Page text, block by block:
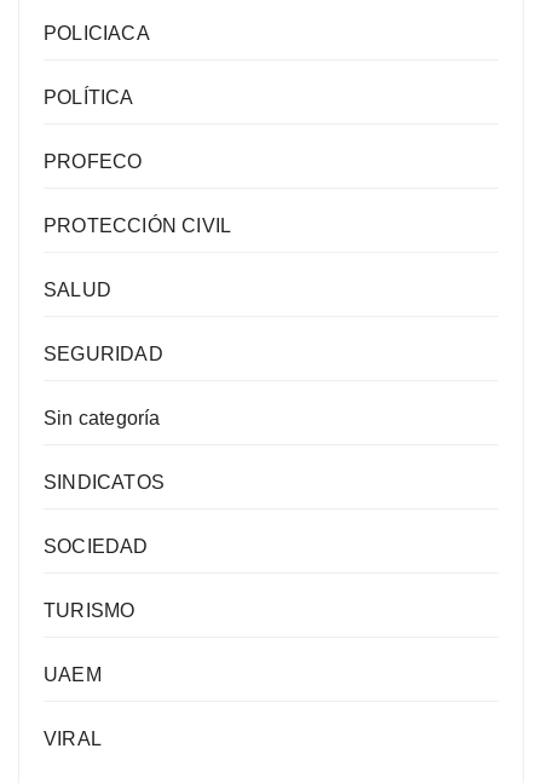
POLICIACA
POLÍTICA
PROFECO
PROTECCIÓN CIVIL
SALUD
SEGURIDAD
Sin categoría
SINDICATOS
SOCIEDAD
TURISMO
UAEM
VIRAL